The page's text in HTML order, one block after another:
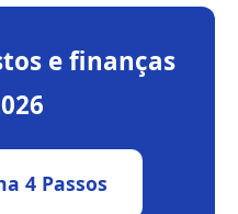
e finanças
4 Passos